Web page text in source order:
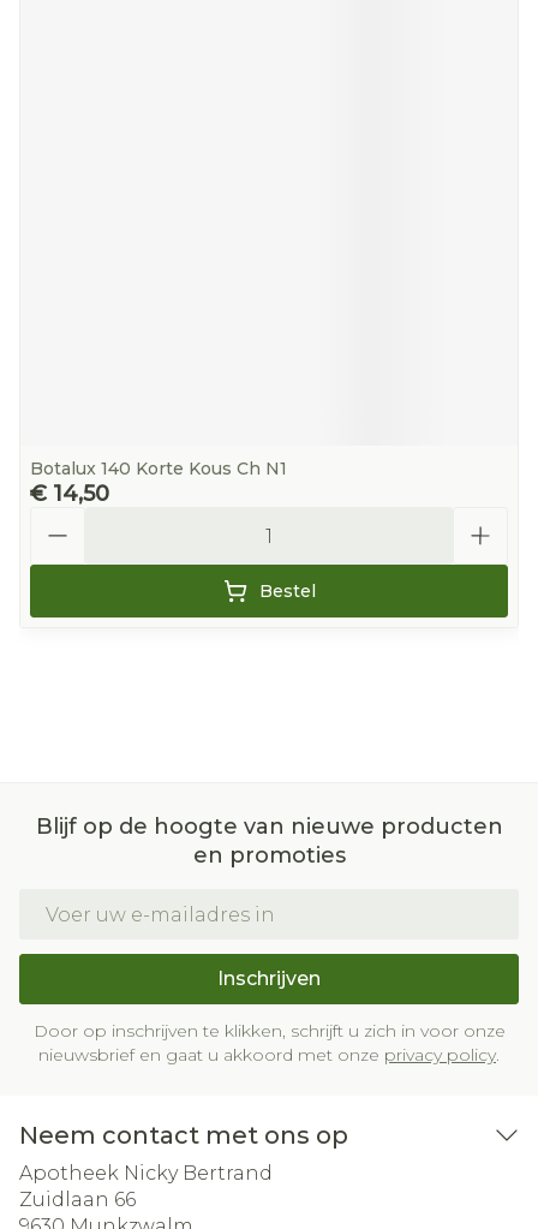
Botalux 140 Korte Kous Ch N1
€ 14,50
Bestel
Blijf op de hoogte van nieuwe producten
en promoties
Inschrijven
Door op inschrijven te klikken, schrijft u zich in voor onze
nieuwsbrief en gaat u akkoord met onze privacy policy.
Neem contact met ons op
Apotheek Nicky Bertrand
Zuidlaan 66